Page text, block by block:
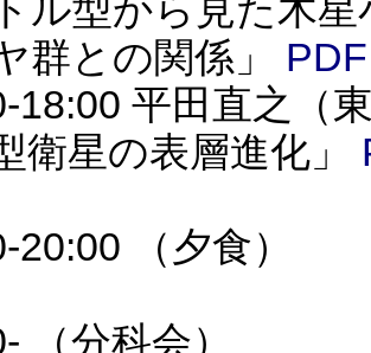
ル型から見た木
群との関係」 PDF
18:00 平田直之（
衛星の表層進化」
20:00 （夕食）
（分科会）